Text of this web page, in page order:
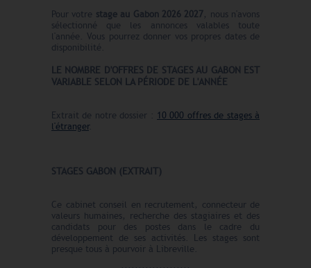
Pour votre stage au Gabon 2026 2027, nous n'avons
sélectionné que les annonces valables toute
l'année. Vous pourrez donner vos propres dates de
disponibilité.
LE NOMBRE D'OFFRES DE STAGES AU GABON EST
VARIABLE SELON LA PÉRIODE DE L'ANNÉE
Extrait de notre dossier : 10 000 offres de stages à
l'étranger.
STAGES GABON (EXTRAIT)
Ce cabinet conseil en recrutement, connecteur de
valeurs humaines, recherche des stagiaires et des
candidats pour des postes dans le cadre du
développement de ses activités. Les stages sont
presque tous à pourvoir à Libreville.